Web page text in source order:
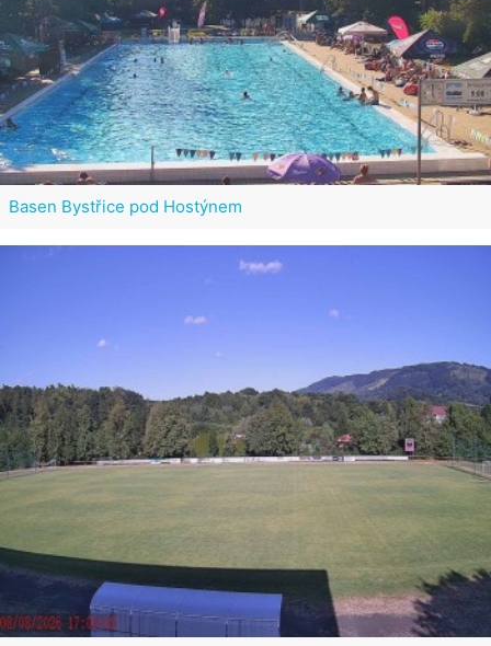
Basen Bystřice pod Hostýnem